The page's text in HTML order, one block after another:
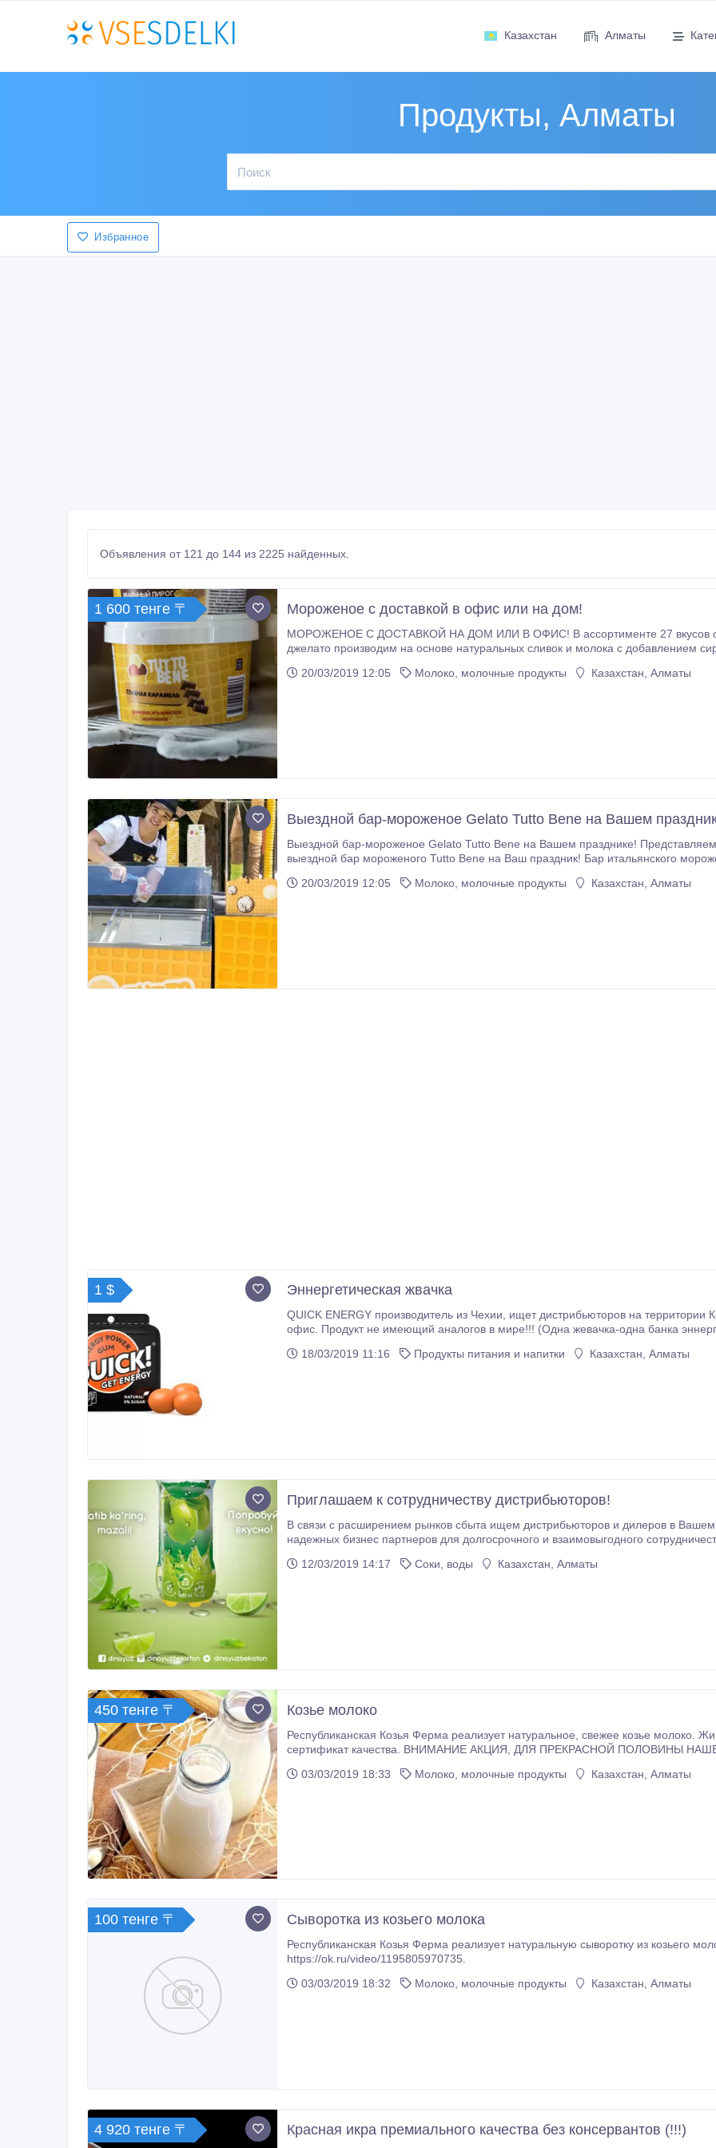
Казахстан Алматы
Продукты, Алматы
Избранное
Объявления от 121 до 144 из 2225 найденных.
1 600 тенге 〒 Мороженое с доставкой в офис или на дом!
МОРОЖЕНОЕ С ДОСТАВКОЙ НА ДОМ ИЛИ В ОФИС! В ассортименте 27 вкусов сливочного джелато и 13 сорбетов. Сливочное
джелато производим на основе натуральных сливок и молока с добавлением сиропов, карамели, ягод, фруктов
20/03/2019 12:05
Молоко, молочные продукты Казахстан, Алматы
Выездной бар-мороженое Gelato Tutto Bene на Вашем
Выездной бар-мороженое Gelato Tutto Bene на Вашем празднике! Представляем Вашему вниманию вкуснейшую услугу -
выездной бар мороженого Tutto Bene на Ваш праздник! Бар итальянского мороженного удивит любого гостя на юбилее, дне
сливочное, йогуртовое, сорбеты.
20/03/2019 12:05 Молоко, молочные продукты Казахстан, Алматы
1 $ Эннергетическая жвачка
QUICK ENERGY производитель из Чехии, ищет дистрибьюторов на территории Казахстана, представлены в Москве имеем склад,
офис. Продукт не имеющий аналогов в мире!!! (Одна жевачка-одна банка эннергетика, в пакетике 3
18/03/2019 11:16
Продукты питания и напитки Казахстан, Алматы
Приглашаем к сотрудничеству дистрибьюторов!
В связи с расширением рынков сбыта ищем дистрибьюторов и дилеров в Вашем
надежных бизнес партнеров для долгосрочного и взаимовыгодного
12/03/2019 14:17
Соки, воды Казахстан, Алматы
450 тенге 〒 Козье молоко
Республиканская Козья Ферма реализует натуральное, свежее козье молоко. Жирность молока составляет 5, 9%. Имеется
сертификат качества. ВНИМАНИЕ АКЦИЯ, ДЛЯ ПРЕКРАСНОЙ ПОЛОВИНЫ НАШЕЙ СТРАНЫ ДО 8 МАРТА СКИДКА НА КОЗЬЕ
03/03/2019 18:33
Молоко, молочные продукты Казахстан, Алматы
100 тенге 〒 Сыворотка из козьего молока
Республиканская Козья Ферма реализует натуральную сыворотку из козьего
https://ok.ru/video/1195805970735.
03/03/2019 18:32
Молоко, молочные продукты Казахстан, Алматы
4 920 тенге 〒 Красная икра премиального качества без консервантов (!!!)